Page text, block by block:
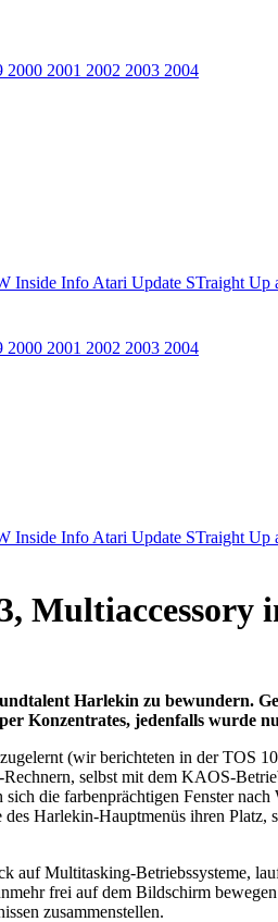
2000 2001 2002 2003 2004
Inside Info Atari Update STraight Up
2000 2001 2002 2003 2004
Inside Info Atari Update STraight Up
Multiaccessory
Harlekin zu bewundern.
Konzentrates, jedenfalls wurde
(wir berichteten in der TOS
selbst mit dem KAOS-
die farbenprächtigen Fenster
Harlekin-Hauptmenüs ihren
Multitasking-Betriebssysteme,
frei auf dem Bildschirm
zusammenstellen.